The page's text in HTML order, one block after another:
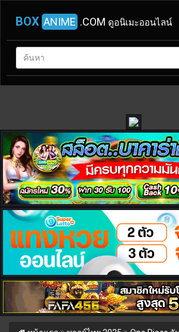
BOX ANIME .COM ดูอนิเมะออนไลน์